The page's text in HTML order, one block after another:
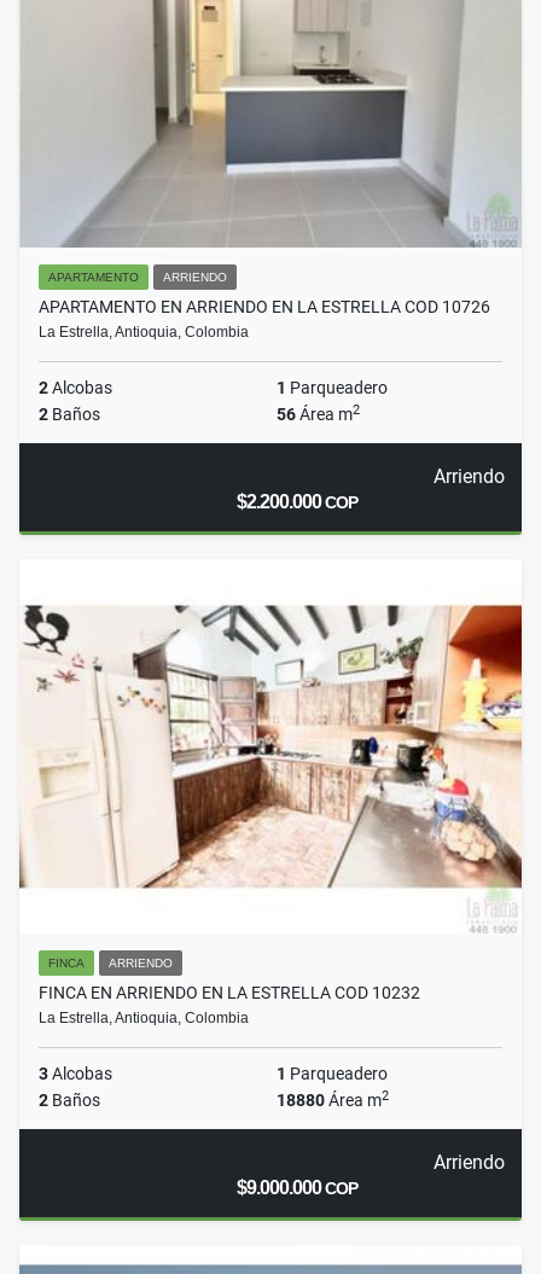
APARTAMENTO ARRIENDO
APARTAMENTO EN ARRIENDO EN LA ESTRELLA COD 10726
La Estrella, Antioquia, Colombia
2Alcobas 1 Parqueadero
2 Baños 56Área m2
Arriendo
$2.200.000COP
FINCA ARRIENDO
FINCA EN ARRIENDO EN LA ESTRELLA COD 10232
La Estrella, Antioquia, Colombia
3Alcobas 1 Parqueadero
2 Baños 18880Área m2
Arriendo
$9.000.000COP